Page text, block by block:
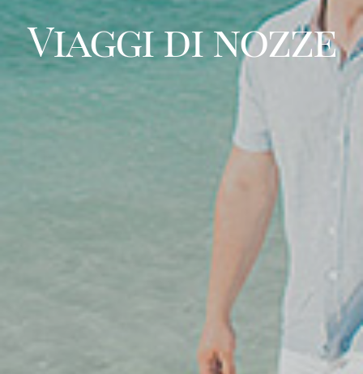
Viaggi di nozze